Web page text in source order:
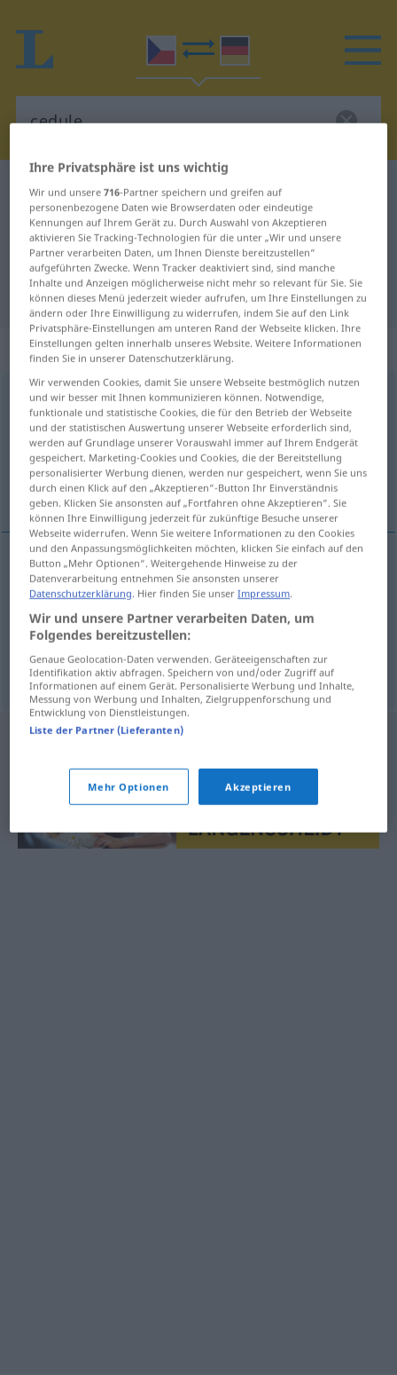
Tschechisch-Deutsch Wörterbuch cedule
Tschechisch-Deutsch Übersetzung
für "cedule"
"cedule" Deutsch Übersetzung
„cedule“: feminin
cedulef
Übersicht aller Übersetzungen
(Für mehr Details die Übersetzung anklicken/antippen)
Aushang, Plakat, Schild
Aushangm cedule
Plakat n cedule
Schildn cedule
Ihre Privatsphäre ist uns wichtig
Wir und unsere716-Partner speichern und greifen auf
personenbezogene Daten wie Browserdaten oder eindeutige
Kennungen auf Ihrem Gerät zu. Durch Auswahl von Akzeptieren
aktivieren Sie Tracking-Technologien für die unter „Wir und unsere
Partner verarbeiten Daten, um Ihnen Dienste bereitzustellen“
aufgeführten Zwecke. Wenn Tracker deaktiviert sind, sind manche
Inhalte und Anzeigen möglicherweise nicht mehr so relevant für Sie. Sie
können dieses Menü jederzeit wieder aufrufen, um Ihre Einstellungen zu
ändern oder Ihre Einwilligung zu widerrufen, indem Sie auf den Link
Privatsphäre-Einstellungen am unteren Rand der Webseite klicken. Ihre
Einstellungen gelten innerhalb unseres Website. Weitere Informationen
finden Sie in unserer Datenschutzerklärung.
Wir verwenden Cookies, damit Sie unsere Webseite bestmöglich nutzen
und wir besser mit Ihnen kommunizieren können. Notwendige,
funktionale und statistische Cookies, die für den Betrieb der Webseite
und der statistischen Auswertung unserer Webseite erforderlich sind,
werden auf Grundlage unserer Vorauswahl immer auf Ihrem Endgerät
gespeichert. Marketing-Cookies und Cookies, die der Bereitstellung
personalisierter Werbung dienen, werden nur gespeichert, wenn Sie uns
durch einen Klick auf den „Akzeptieren“-Button Ihr Einverständnis
geben. Klicken Sie ansonsten auf „Fortfahren ohne Akzeptieren“. Sie
können Ihre Einwilligung jederzeit für zukünftige Besuche unserer
Webseite widerrufen. Wenn Sie weitere Informationen zu den Cookies
und den Anpassungsmöglichkeiten möchten, klicken Sie einfach auf den
Button „Mehr Optionen“. Weitergehende Hinweise zu der
Datenverarbeitung entnehmen Sie ansonsten unserer
Datenschutzerklärung. Hier finden Sie unserImpressum.
Wir und unsere Partner verarbeiten Daten, um
Folgendes bereitzustellen:
Genaue Geolocation-Daten verwenden. Geräteeigenschaften zur
Identifikation aktiv abfragen. Speichern von und/oder Zugriff auf
Informationen auf einem Gerät. Personalisierte Werbung und Inhalte,
Messung von Werbung und Inhalten, Zielgruppenforschung und
Entwicklung von Dienstleistungen.
Liste der Partner (Lieferanten)
Mehr Optionen Akzeptieren